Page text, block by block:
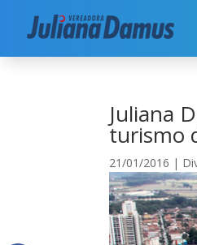
Início|Diversos
Juliana
turismo
21/01/2016 |